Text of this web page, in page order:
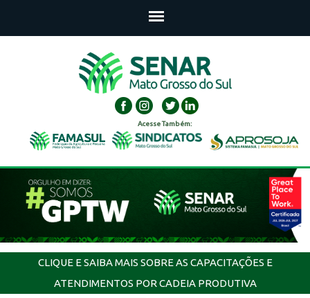
Acesse Também:
CLIQUE E SAIBA MAIS SOBRE AS CAPACITAÇÕES E
ATENDIMENTOS POR CADEIA PRODUTIVA